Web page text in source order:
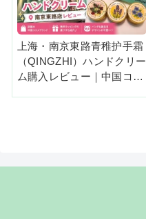
上海・南京東路青稚护手霜
（QINGZHI）ハンドクリー
ム購入レビュー｜中国コス